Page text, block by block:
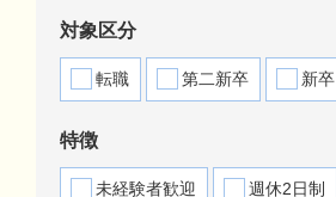
対象区分
転職 第二新卒 新卒
特徴
未経験者歓迎 週休2日制